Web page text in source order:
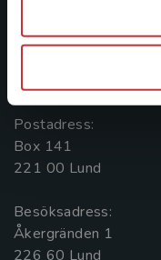
Kontakta oss
046-31 20 00
Postadress:
Box 141
221 00 Lund
Besöksadress:
Åkergränden 1